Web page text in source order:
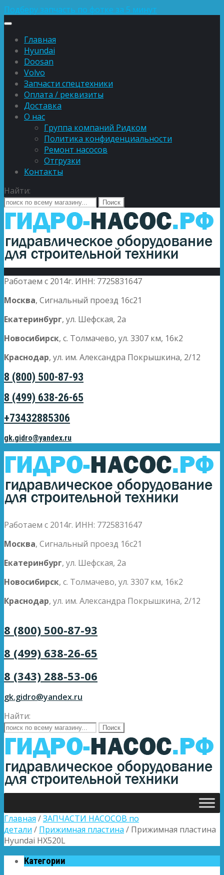
Подберу запчасть по фотке за 5 минут
Главная
Hyundai
Doosan
Volvo
Запчасти спецтехники
Оплата / реквизиты
Доставка
О нас
Группа компаний Ридком
Политика конфиденциальности
Ремонт насосов
Отгрузки
Контакты
Найти:
Работаем с 2014г. ИНН: 7725831647
Москва, Сигнальный проезд 16с21
Екатеринбург, ул. Шефская, 2а
Новосибирск, с. Толмачево, ул. 3307 км, 16к2
Краснодар, ул. им. Александра Покрышкина, 2/12
8 (800) 500-87-93
8 (499) 638-26-65
+73432885306
gk.gidro@yandex.ru
Работаем с 2014г. ИНН: 7725831647
Москва, Сигнальный проезд 16с21
Екатеринбург, ул. Шефская, 2а
Новосибирск, с. Толмачево, ул. 3307 км, 16к2
Краснодар, ул. им. Александра Покрышкина, 2/12
8 (800) 500-87-93
8 (499) 638-26-65
8 (343) 288-53-06
gk.gidro@yandex.ru
Найти:
Главная /ЗАПЧАСТИ НАСОСОВ по
детали / Прижимная пластина / Прижимная пластина
Hyundai HX520L
Категории